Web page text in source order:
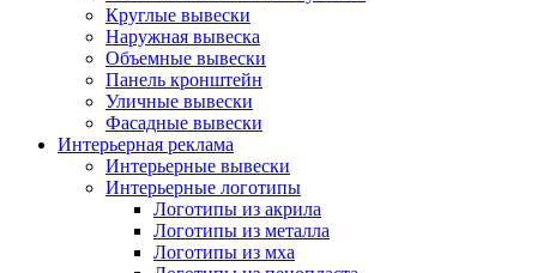
Круглые вывески
Наружная вывеска
Объемные вывески
Панель кронштейн
Уличные вывески
Фасадные вывески
Интерьерная реклама
Интерьерные вывески
Интерьерные логотипы
Логотипы из акрила
Логотипы из металла
Логотипы из мха